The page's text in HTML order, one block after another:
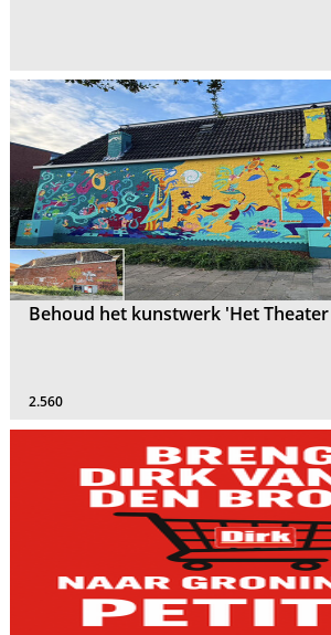
Behoud het kunstwerk 'Het
2.560